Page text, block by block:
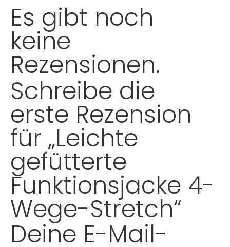
Es gibt noch
keine
Rezensionen.
Schreibe die
erste Rezension
für „Leichte
gefütterte
Funktionsjacke 4-
Wege-Stretch“
Deine E-Mail-